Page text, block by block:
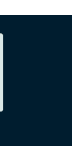
sur les sites